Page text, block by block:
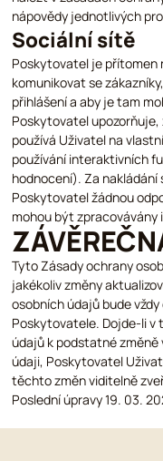
nápovědy jednotlivých
Sociální sítě
Poskytovatel je přítomen
komunikovat se
přihlášení a aby je tam
Poskytovatel
používá Uživatel na
používání interaktivních
hodnocení). Za
Poskytovatel žádnou
mohou být zpracovávány
Tyto Zásady ochrany
jakékoliv změny
osobních údajů bude
Poskytovatele. Dojde-li v
údajů k podstatné změně
údaji, Poskytovatel
těchto změn viditelně
Poslední úpravy 19. 03.